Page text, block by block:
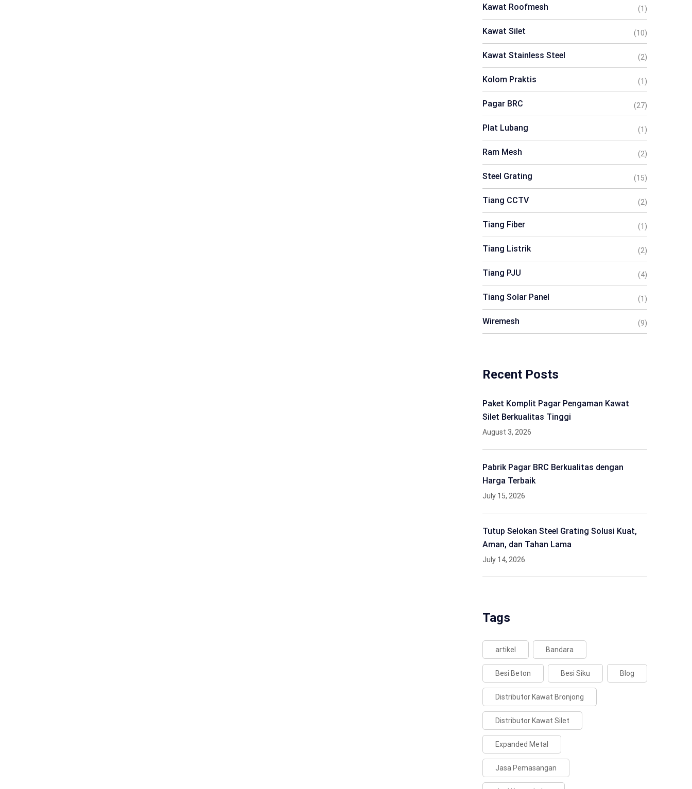
Kawat Roofmesh (1)
Kawat Silet (10)
Kawat Stainless Steel (2)
Kolom Praktis (1)
Pagar BRC (27)
Plat Lubang (1)
Ram Mesh (2)
Steel Grating (15)
Tiang CCTV (2)
Tiang Fiber (1)
Tiang Listrik (2)
Tiang PJU (4)
Tiang Solar Panel (1)
Wiremesh (9)
Recent Posts
Paket Komplit Pagar Pengaman Kawat
Silet Berkualitas Tinggi
August 3, 2026
Pabrik Pagar BRC Berkualitas dengan
Harga Terbaik
July 15, 2026
Tutup Selokan Steel Grating Solusi Kuat,
Aman, dan Tahan Lama
July 14, 2026
Tags
artikel Bandara
Besi Beton Besi Siku Blog
Distributor Kawat Bronjong
Distributor Kawat Silet
Expanded Metal
Jasa Pemasangan